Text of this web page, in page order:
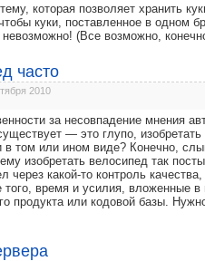
которая позволяет хранить
куки, поставленное в одном
невозможно! (Все возможно,
часто
2010
за несовпадение мнения
— это глупо,
том или ином виде? Конечно,
изобретать велосипед так
какой-то контроль
время и усилия, вложенные в
продукта или кодовой базы.